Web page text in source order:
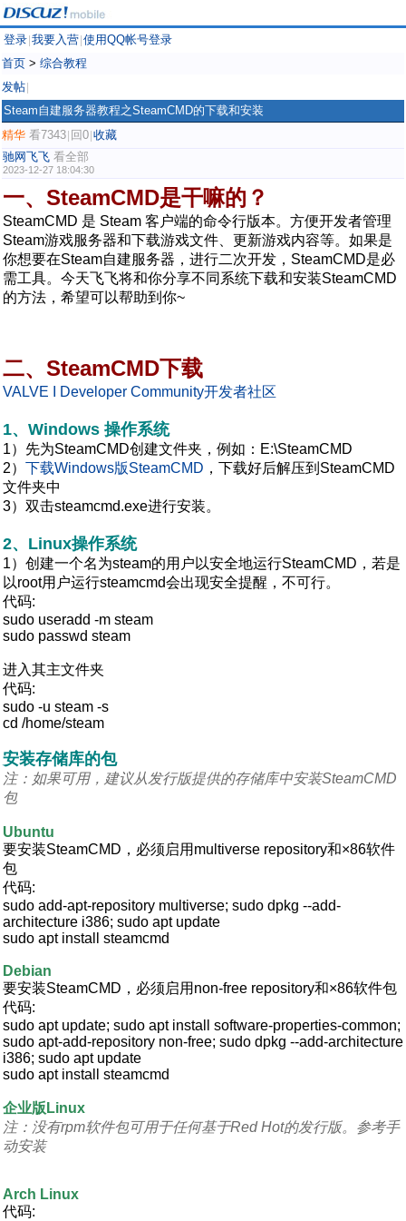
登录 我要入营 使用QQ帐号登录
首页 > 综合教程
发帖
Steam自建服务器教程之SteamCMD的下载和安装
精华 看7343 回0 收藏
驰网飞飞 看全部
2023-12-27 18:04:30
一、SteamCMD是干嘛的？
SteamCMD 是 Steam 客户端的命令行版本。方便开发者管理
Steam游戏服务器和下载游戏文件、更新游戏内容等。如果是
你想要在Steam自建服务器，进行二次开发，SteamCMD是必
需工具。今天飞飞将和你分享不同系统下载和安装SteamCMD
的方法，希望可以帮助到你~
二、SteamCMD下载
VALVE I Developer Community开发者社区
1、Windows 操作系统
1）先为SteamCMD创建文件夹，例如：E:\SteamCMD
2） 下载Windows版SteamCMD ，下载好后解压到SteamCMD
文件夹中
3）双击steamcmd.exe进行安装。
2、Linux操作系统
1）创建一个名为steam的用户以安全地运行SteamCMD，若是
以root用户运行steamcmd会出现安全提醒，不可行。
代码:
sudo useradd -m steam
sudo passwd steam
进入其主文件夹
代码:
sudo -u steam -s
cd /home/steam
安装存储库的包
注：如果可用，建议从发行版提供的存储库中安装SteamCMD
包
Ubuntu
要安装SteamCMD，必须启用multiverse repository和×86软件
包
代码:
sudo add-apt-repository multiverse; sudo dpkg --add-
architecture i386; sudo apt update
sudo apt install steamcmd
Debian
要安装SteamCMD，必须启用non-free repository和×86软件包
代码:
sudo apt update; sudo apt install software-properties-common;
sudo apt-add-repository non-free; sudo dpkg --add-architecture
i386; sudo apt update
sudo apt install steamcmd
企业版Linux
注：没有rpm软件包可用于任何基于Red Hot的发行版。参考手
动安装
Arch Linux
代码: